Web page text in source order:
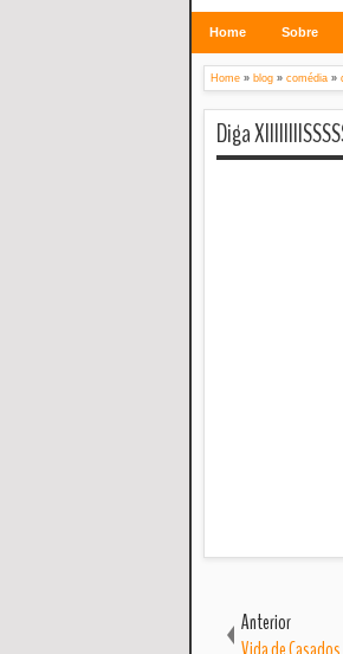
Home Sobre
Home » blog » comédia »
Diga
Anterior